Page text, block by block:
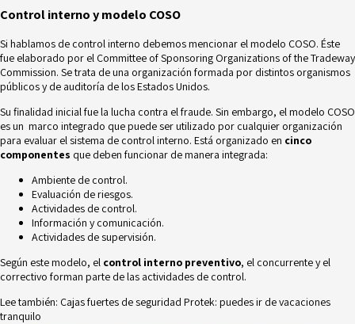
Control interno y modelo COSO
Si hablamos de control interno debemos mencionar el modelo COSO. Éste
fue elaborado por el Committee of Sponsoring Organizations of the Tradeway
Commission. Se trata de una organización formada por distintos organismos
públicos y de auditoría de los Estados Unidos.
Su finalidad inicial fue la lucha contra el fraude. Sin embargo, el modelo COSO
es un marco integrado que puede ser utilizado por cualquier organización
para evaluar el sistema de control interno. Está organizado en cinco
componentes que deben funcionar de manera integrada:
Ambiente de control.
Evaluación de riesgos.
Actividades de control.
Información y comunicación.
Actividades de supervisión.
Según este modelo, el control interno preventivo, el concurrente y el
correctivo forman parte de las actividades de control.
Lee también: Cajas fuertes de seguridad Protek: puedes ir de vacaciones
tranquilo